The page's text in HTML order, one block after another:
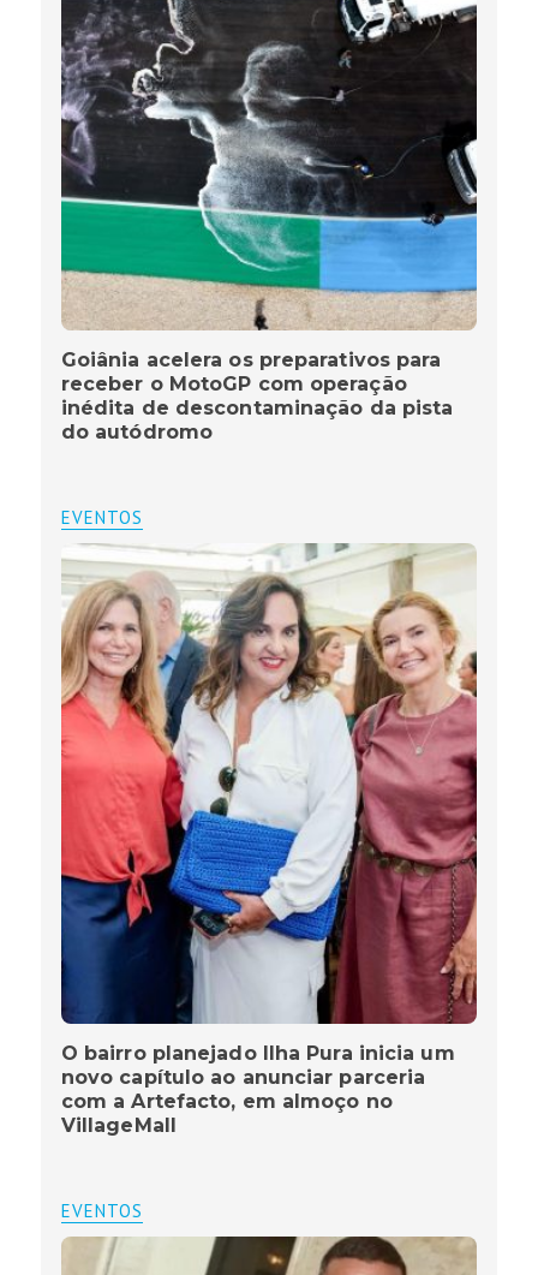
Goiânia acelera os preparativos para
receber o MotoGP com operação
inédita de descontaminação da pista
do autódromo
EVENTOS
O bairro planejado Ilha Pura inicia um
novo capítulo ao anunciar parceria
com a Artefacto, em almoço no
VillageMall
EVENTOS